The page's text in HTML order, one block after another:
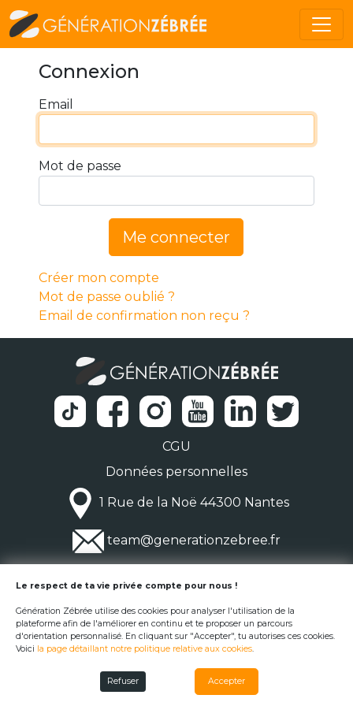
Connexion
Email
Mot de passe
Me connecter
Créer mon compte
Mot de passe oublié ?
Email de confirmation non reçu ?
CGU
Données personnelles
1 Rue de la Noë 44300 Nantes
team@generationzebree.fr
© Génération Zébrée 2026
Le respect de ta vie privée compte pour nous !
Génération Zébrée utilise des cookies pour analyser l'utilisation de la
plateforme afin de l'améliorer en continu et te proposer un parcours
d'orientation personnalisé. En cliquant sur "Accepter", tu autorises ces cookies.
Voici la page détaillant notre politique relative aux cookies.
Refuser Accepter